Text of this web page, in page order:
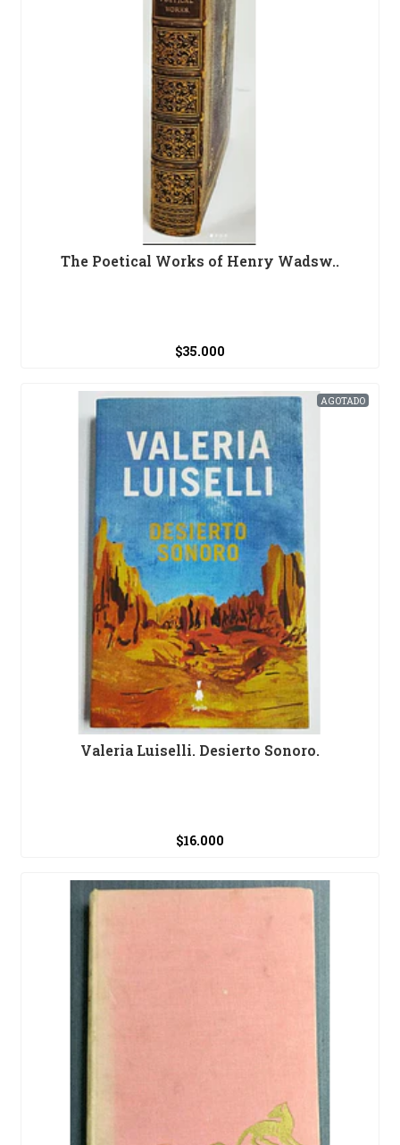
The Poetical Works of Henry Wadsw..
$35.000
AGOTADO
Valeria Luiselli. Desierto Sonoro.
$16.000